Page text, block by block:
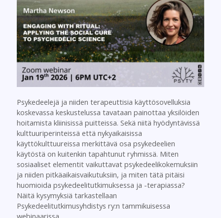
Psykedeelejä ja niiden terapeuttisia käyttösovelluksia
koskevassa keskustelussa tavataan painottaa yksilöiden
hoitamista kliinisissä puitteissa. Sekä niitä hyödyntävissä
kulttuuriperinteissä että nykyaikaisissa
käyttökulttuureissa merkittävä osa psykedeelien
käytöstä on kuitenkin tapahtunut ryhmissä. Miten
sosiaaliset elementit vaikuttavat psykedeelikokemuksiin
ja niiden pitkäaikaisvaikutuksiin, ja miten tätä pitäisi
huomioida psykedeelitutkimuksessa ja -terapiassa?
Näitä kysymyksiä tarkastellaan
Psykedeelitutkimusyhdistys ry:n tammikuisessa
webinaarissa.